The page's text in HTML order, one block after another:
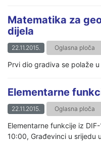
Matematika za
dijela
22.11.2015. Oglasna ploča
Prvi dio gradiva se polaže
Elementarne
22.11.2015. Oglasna ploča
Elementarne funkcije iz
10:00, Građevinci u srijedu